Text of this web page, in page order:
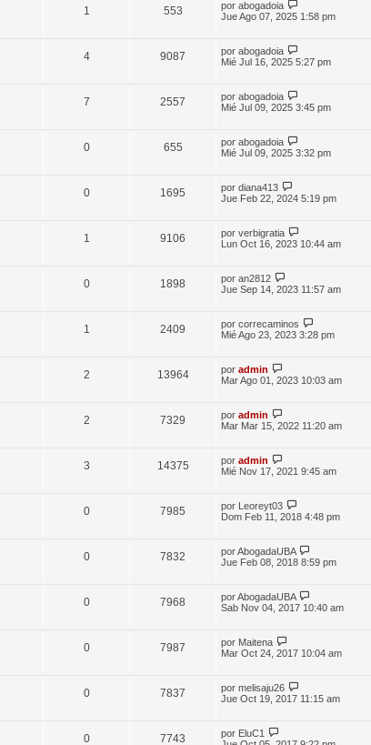
1 553 por abogadoia
Jue Ago 07, 2025 1:58 pm
4 9087 por abogadoia
Mié Jul 16, 2025 5:27 pm
7 2557 por abogadoia
Mié Jul 09, 2025 3:45 pm
0 655 por abogadoia
Mié Jul 09, 2025 3:32 pm
0 1695 por diana413
Jue Feb 22, 2024 5:19 pm
1 9106 por verbigratia
Lun Oct 16, 2023 10:44 am
0 1898 por an2812
Jue Sep 14, 2023 11:57 am
1 2409 por correcaminos
Mié Ago 23, 2023 3:28 pm
2 13964 por admin
Mar Ago 01, 2023 10:03 am
2 7329 por admin
Mar Mar 15, 2022 11:20 am
3 14375 por admin
Mié Nov 17, 2021 9:45 am
0 7985 por Leoreyt03
Dom Feb 11, 2018 4:48 pm
0 7832 porAbogadaUBA
Jue Feb 08, 2018 8:59 pm
0 7968 porAbogadaUBA
Sab Nov 04, 2017 10:40 am
0 7987 por Maitena
Mar Oct 24, 2017 10:04 am
0 7837 por melisaju26
Jue Oct 19, 2017 11:15 am
0 7743 por EluC1